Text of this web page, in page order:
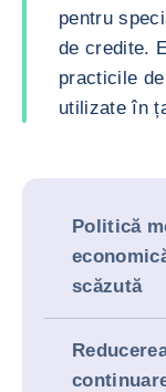
pentru
de credite.
practicile
utilizate în
Politică
scăzută